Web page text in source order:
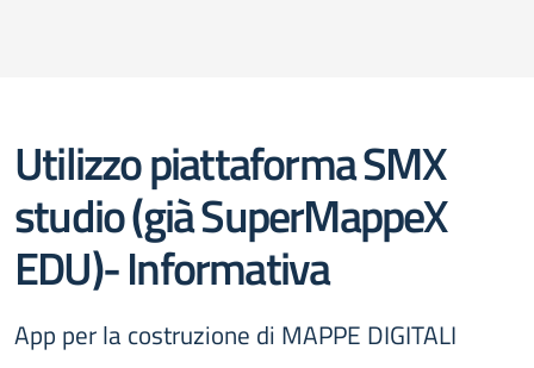
Utilizzo piattaforma SMX
studio (già SuperMappeX
EDU)- Informativa
App per la costruzione di MAPPE DIGITALI